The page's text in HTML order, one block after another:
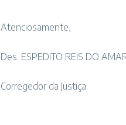
Atenciosamente,
Des. ESPEDITO REIS DO
Corregedor da Justiça